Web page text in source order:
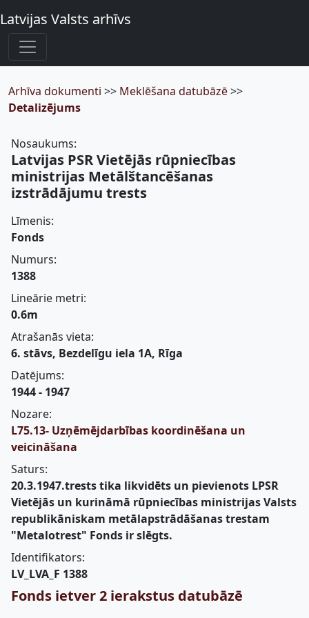
Latvijas Valsts arhīvs
Arhīva dokumenti >> Meklēšana datubāzē>>
Detalizējums
Nosaukums:
Latvijas PSR Vietējās rūpniecības
ministrijas Metālštancēšanas
izstrādājumu trests
Līmenis:
Fonds
Numurs:
1388
Lineārie metri:
0.6m
Atrašanās vieta:
6. stāvs, Bezdelīgu iela 1A, Rīga
Datējums:
1944 - 1947
Nozare:
L75.13- Uzņēmējdarbības koordinēšana un
veicināšana
Saturs:
20.3.1947.trests tika likvidēts un pievienots LPSR
Vietējās un kurināmā rūpniecības ministrijas Valsts
republikāniskam metālapstrādāšanas trestam
"Metalotrest" Fonds ir slēgts.
Identifikators:
LV_LVA_F 1388
Fonds ietver 2 ierakstus datubāzē